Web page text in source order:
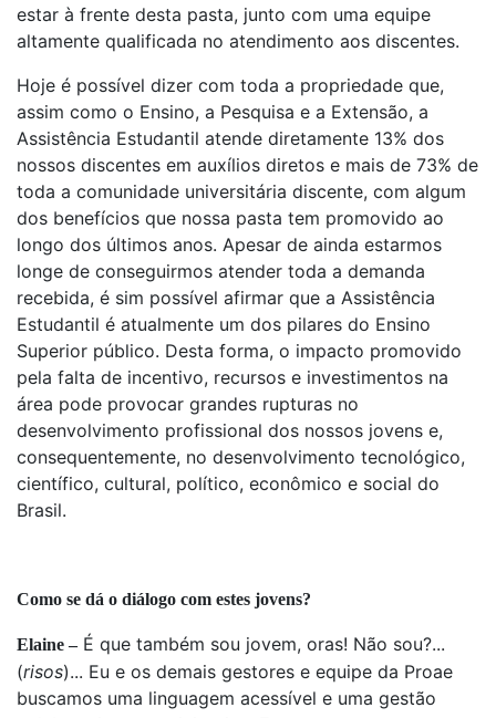
estar à frente desta pasta, junto com uma equipe
altamente qualificada no atendimento aos discentes.
Hoje é possível dizer com toda a propriedade que,
assim como o Ensino, a Pesquisa e a Extensão, a
Assistência Estudantil atende diretamente 13% dos
nossos discentes em auxílios diretos e mais de 73% de
toda a comunidade universitária discente, com algum
dos benefícios que nossa pasta tem promovido ao
longo dos últimos anos. Apesar de ainda estarmos
longe de conseguirmos atender toda a demanda
recebida, é sim possível afirmar que a Assistência
Estudantil é atualmente um dos pilares do Ensino
Superior público. Desta forma, o impacto promovido
pela falta de incentivo, recursos e investimentos na
área pode provocar grandes rupturas no
desenvolvimento profissional dos nossos jovens e,
consequentemente, no desenvolvimento tecnológico,
científico, cultural, político, econômico e social do
Brasil.
Como se dá o diálogo com estes jovens?
Elaine –É que também sou jovem, oras! Não sou?...
(risos)... Eu e os demais gestores e equipe da Proae
buscamos uma linguagem acessível e uma gestão